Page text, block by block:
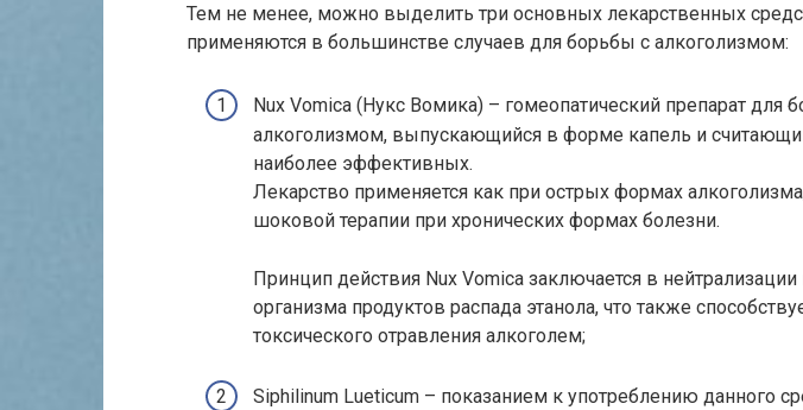
Тем не менее, можно выделить три основных лекарственных
применяются в большинстве случаев для борьбы с алкоголизмом:
Nux Vomica (Нукс Вомика) – гомеопатический препарат для
алкоголизмом, выпускающийся в форме капель и
наиболее эффективных.
Лекарство применяется как при острых формах
шоковой терапии при хронических формах болезни.
Принцип действия Nux Vomica заключается в
организма продуктов распада этанола, что также
токсического отравления алкоголем;
Siphilinum Lueticum – показанием к употреблению данного